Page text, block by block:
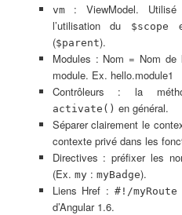
vm: ViewModel. Utilisé
l’utilisation du
$scope
($parent).
Modules : Nom = Nom
module. Ex. hello.module1
Contrôleurs : la
activate() en général.
Séparer clairement le
contexte privé dans les
Directives : préfixer les
(Ex. my: myBadge).
Liens Href : #!/myRoute
d’Angular 1.6.